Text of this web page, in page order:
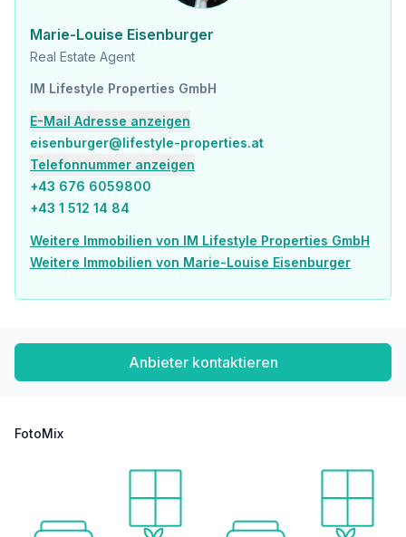
Marie-Louise Eisenburger
Real Estate Agent
IM Lifestyle Properties GmbH
E-Mail Adresse anzeigen
eisenburger@lifestyle-properties.at
Telefonnummer anzeigen
+43 676 6059800
+43 1 512 14 84
Weitere Immobilien von IM Lifestyle Properties GmbH
Weitere Immobilien von Marie-Louise Eisenburger
Anbieter kontaktieren
FotoMix